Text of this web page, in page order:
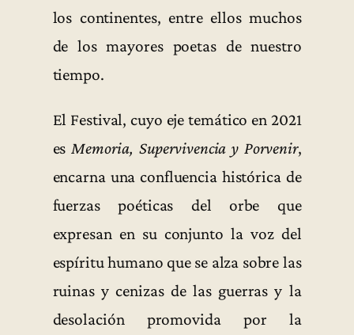
los continentes, entre ellos muchos
de los mayores poetas de nuestro
tiempo.
El Festival, cuyo eje temático en 2021
esMemoria, Supervivencia y Porvenir,
encarna una confluencia histórica de
fuerzas poéticas del orbe que
expresan en su conjunto la voz del
espíritu humano que se alza sobre las
ruinas y cenizas de las guerras y la
desolación promovida por la